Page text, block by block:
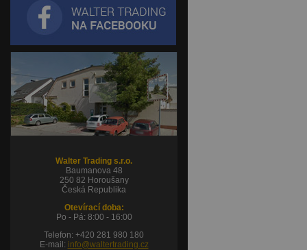
Walter Trading s.r.o.
Baumanova 48
250 82 Horoušany
Česká Republika
Otevírací doba:
Po - Pá: 8:00 - 16:00
Telefon: +420 281 980 180
E-mail: info@waltertrading.cz